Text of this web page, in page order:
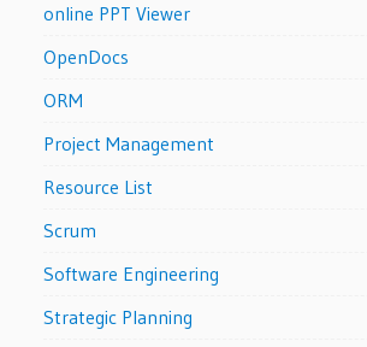
online PPT Viewer
OpenDocs
ORM
Project Management
Resource List
Scrum
Software Engineering
Strategic Planning